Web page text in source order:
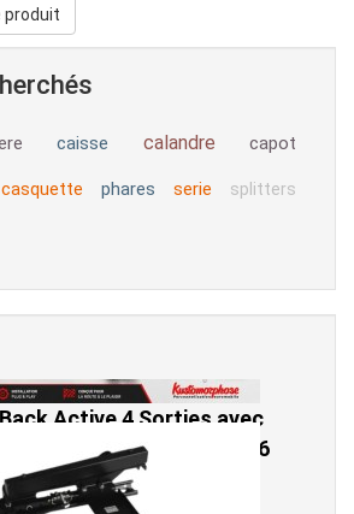
produit
caisse calandre capot
casquette phares serie splitters
Active 4 Sorties avec
Ford Mustang GT & V6
(2015-2023)
2 690,00 € TTC